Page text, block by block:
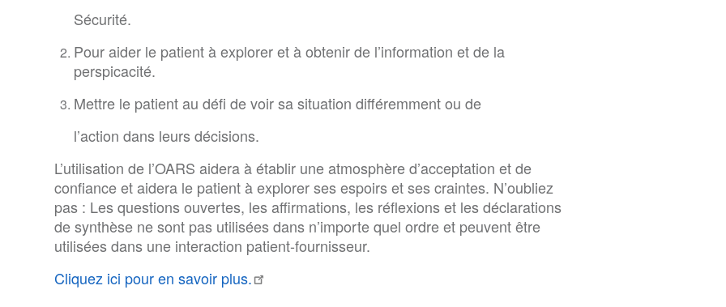
Sécurité.
Pour aider le patient à explorer et à obtenir de l’information et de la
perspicacité.
Mettre le patient au défi de voir sa situation différemment ou de
l’action dans leurs décisions.
L’utilisation de l’OARS aidera à établir une atmosphère d’acceptation et de
confiance et aidera le patient à explorer ses espoirs et ses craintes. N’oubliez
pas : Les questions ouvertes, les affirmations, les réflexions et les déclarations
de synthèse ne sont pas utilisées dans n’importe quel ordre et peuvent être
utilisées dans une interaction patient-fournisseur.
Cliquez ici pour en savoir plus.